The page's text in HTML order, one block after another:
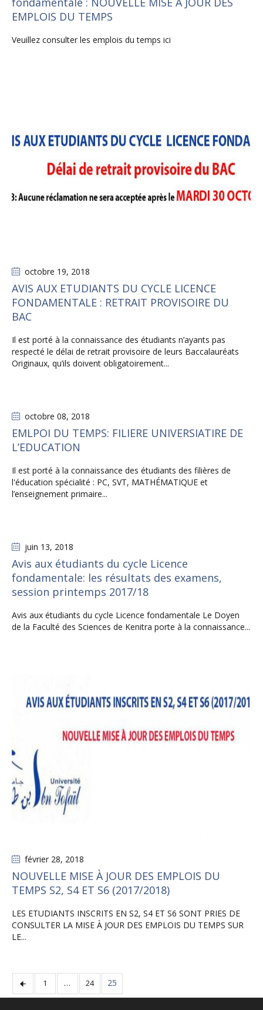
EMPLOIS DU TEMPS
Veuillez consulter les emplois du temps ici
octobre 19, 2018
AVIS AUX ETUDIANTS DU CYCLE LICENCE
FONDAMENTALE : RETRAIT PROVISOIRE DU
BAC
Il est porté à la connaissance des étudiants n’ayants pas
respecté le délai de retrait provisoire de leurs Baccalauréats
Originaux, qu’ils doivent obligatoirement...
octobre 08, 2018
EMLPOI DU TEMPS: FILIERE UNIVERSIATIRE DE
L’EDUCATION
Il est porté à la connaissance des étudiants des filières de
l'éducation spécialité : PC, SVT, MATHÉMATIQUE et
l’enseignement primaire...
juin 13, 2018
Avis aux étudiants du cycle Licence
fondamentale: les résultats des examens,
session printemps 2017/18
Avis aux étudiants du cycle Licence fondamentale Le Doyen
de la Faculté des Sciences de Kenitra porte à la connaissance...
février 28, 2018
NOUVELLE MISE À JOUR DES EMPLOIS DU
TEMPS S2, S4 ET S6 (2017/2018)
LES ETUDIANTS INSCRITS EN S2, S4 ET S6 SONT PRIES DE
CONSULTER LA MISE À JOUR DES EMPLOIS DU TEMPS SUR
LE...
1 … 24 25